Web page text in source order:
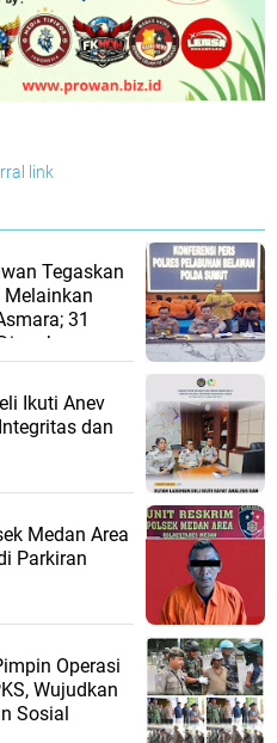
link
Tegaskan
Melainkan
31
Ikuti Anev
dan
Medan Area
Parkiran
Operasi
Wujudkan
Sosial